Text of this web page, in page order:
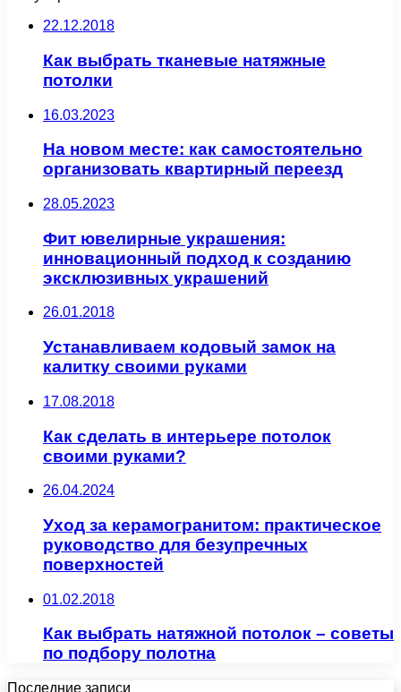
22.12.2018
Как выбрать тканевые натяжные
потолки
16.03.2023
На новом месте: как самостоятельно
организовать квартирный переезд
28.05.2023
Фит ювелирные украшения:
инновационный подход к созданию
эксклюзивных украшений
26.01.2018
Устанавливаем кодовый замок на
калитку своими руками
17.08.2018
Как сделать в интерьере потолок
своими руками?
26.04.2024
Уход за керамогранитом: практическое
руководство для безупречных
поверхностей
01.02.2018
Как выбрать натяжной потолок – советы
по подбору полотна
Последние записи